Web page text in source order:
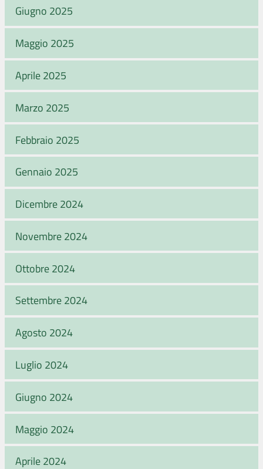
Giugno 2025
Maggio 2025
Aprile 2025
Marzo 2025
Febbraio 2025
Gennaio 2025
Dicembre 2024
Novembre 2024
Ottobre 2024
Settembre 2024
Agosto 2024
Luglio 2024
Giugno 2024
Maggio 2024
Aprile 2024